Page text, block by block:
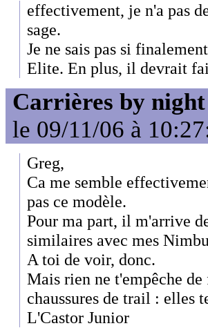
effectivement, je n'a pas
sage.
Je ne sais pas si
Elite. En plus, il devrait
Carrières by night
le 09/11/06 à
Greg,
Ca me semble
pas ce modèle.
Pour ma part, il m'arrive
similaires avec mes
A toi de voir, donc.
Mais rien ne t'empêche
chaussures de trail : elles
L'Castor Junior